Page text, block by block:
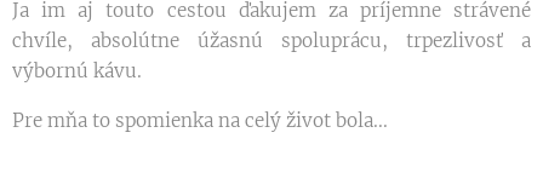
Ja im aj touto cestou ďakujem za príjemne strávené
chvíle, absolútne úžasnú spoluprácu, trpezlivosť a
výbornú kávu.
Pre mňa to spomienka na celý život bola...